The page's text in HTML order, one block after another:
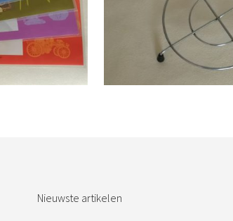
Nieuwste artikelen